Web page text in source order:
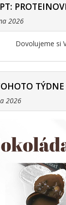
2026
Dovolujeme si
TÝDNE
2026